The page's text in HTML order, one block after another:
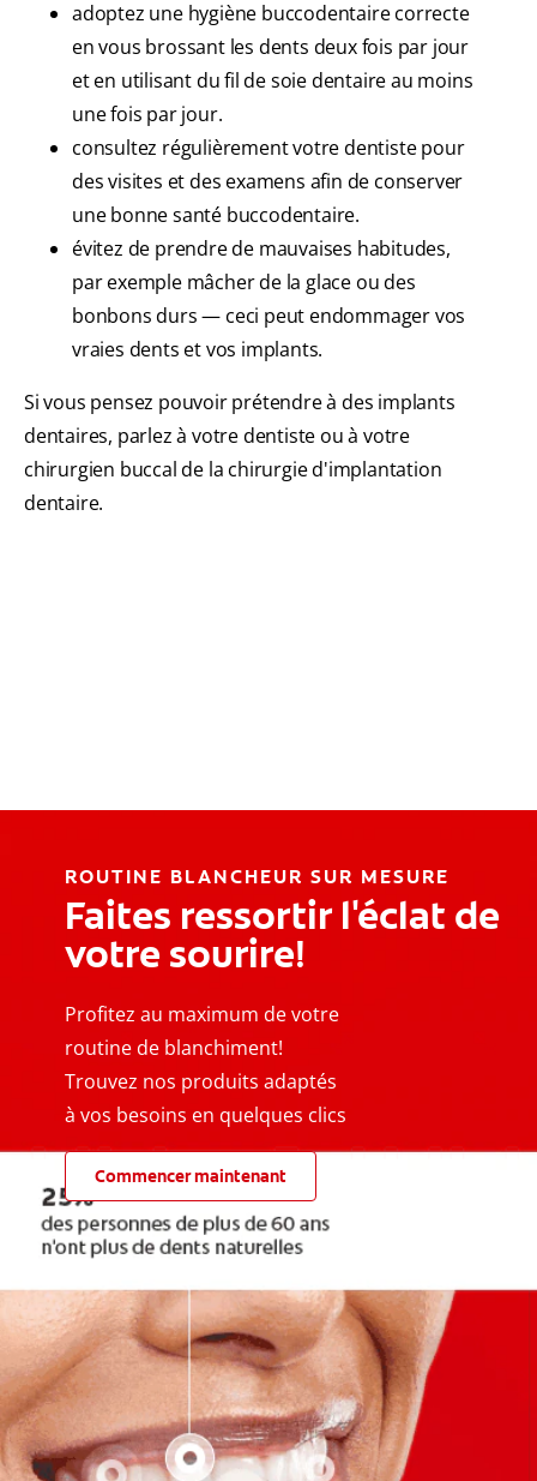
adoptez une hygiène buccodentaire correcte
en vous brossant les dents deux fois par jour
et en utilisant du fil de soie dentaire au moins
une fois par jour.
consultez régulièrement votre dentiste pour
des visites et des examens afin de conserver
une bonne santé buccodentaire.
évitez de prendre de mauvaises habitudes,
par exemple mâcher de la glace ou des
bonbons durs — ceci peut endommager vos
vraies dents et vos implants.
Si vous pensez pouvoir prétendre à des implants
dentaires, parlez à votre dentiste ou à votre
chirurgien buccal de la chirurgie d'implantation
dentaire.
ROUTINE BLANCHEUR SUR MESURE
Faites ressortir l'éclat de
votre sourire!
Profitez au maximum de votre
routine de blanchiment!
Trouvez nos produits adaptés
à vos besoins en quelques clics
Commencer maintenant